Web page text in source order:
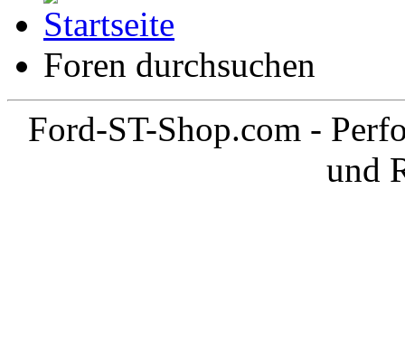
Foren durchsuchen
Ford-ST-Shop.com -
und